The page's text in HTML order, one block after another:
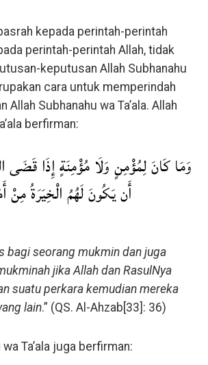
kepada perintah-perintah
perintah-perintah Allah, tidak
keputusan Allah Subhanahu
cara untuk memperindah
Allah Subhanahu wa Ta’ala. Allah
berfirman:
وَمَا كَانَ لِمُؤْمِنٍ وَلَا مُؤْمِنَةٍ إِذَا قَضَى
أَن يَكُونَ لَهُمُ الْخِيَرَةُ مِنْ
bagi seorang mukmin dan juga
jika Allah dan RasulNya
suatu perkara kemudian mereka
lain.” (QS. Al-Ahzab[33]: 36)
Ta’ala juga berfirman: